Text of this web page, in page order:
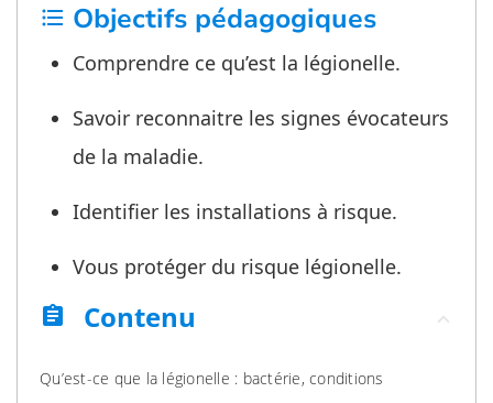
format_list_bulleted Objectifs pédagogiques
Comprendre ce qu’est la légionelle.
Savoir reconnaitre les signes évocateurs
de la maladie.
Identifier les installations à risque.
Vous protéger du risque légionelle.
assignment
Contenu
Qu’est-ce que la légionelle : bactérie, conditions